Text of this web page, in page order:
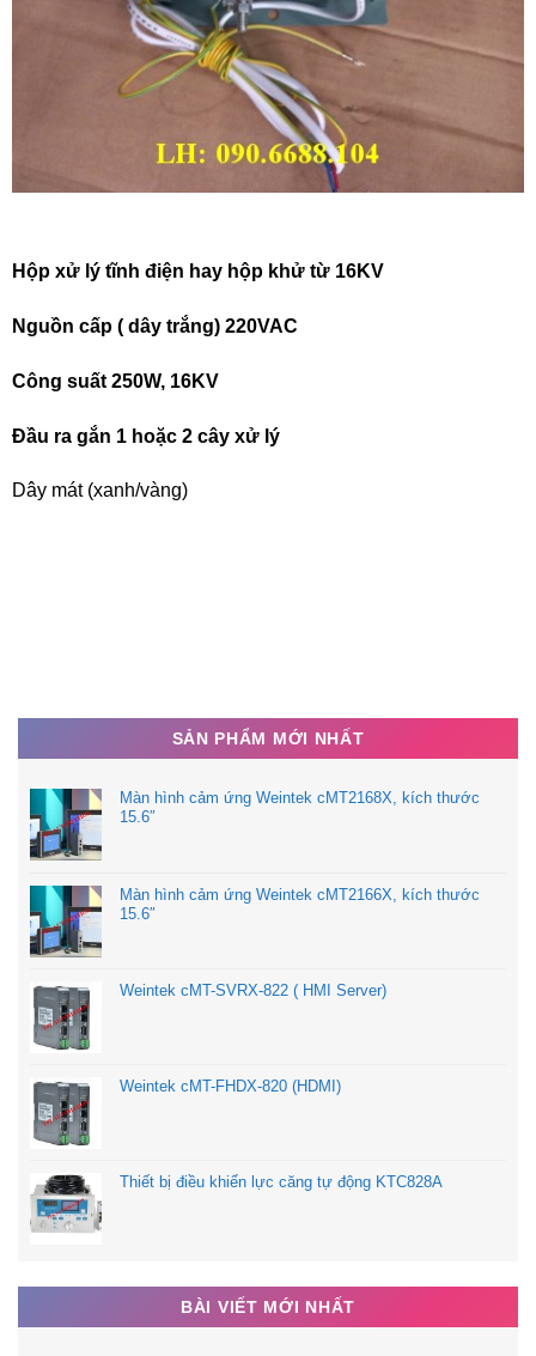
Hộp xử lý tĩnh điện hay hộp khử từ 16KV
Nguồn cấp ( dây trắng) 220VAC
Công suất 250W, 16KV
Đầu ra gắn 1 hoặc 2 cây xử lý
Dây mát (xanh/vàng)
SẢN PHẨM MỚI NHẤT
Màn hình cảm ứng Weintek cMT2168X, kích thước
15.6″
Màn hình cảm ứng Weintek cMT2166X, kích thước
15.6″
Weintek cMT-SVRX-822 ( HMI Server)
Weintek cMT-FHDX-820 (HDMI)
Thiết bị điều khiển lực căng tự động KTC828A
BÀI VIẾT MỚI NHẤT